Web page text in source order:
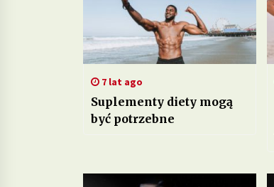
7 lat ago
Suplementy diety mogą
być potrzebne